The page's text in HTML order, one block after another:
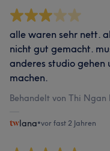
alle waren sehr nett.
nicht gut gemacht.
anderes studio gehen
machen.
Behandelt von Thi Ngan
lana•vor fast 2 Jahren